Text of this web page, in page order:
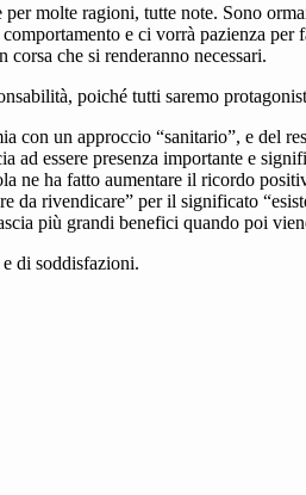
molte ragioni, tutte note. Sono
e ci vorrà pazienza
che si renderanno necessari.
poiché tutti saremo
con un approccio “sanitario”, e del
essere presenza importante e
ne ha fatto aumentare il ricordo
rivendicare” per il significato
più grandi benefici quando poi
di soddisfazioni.